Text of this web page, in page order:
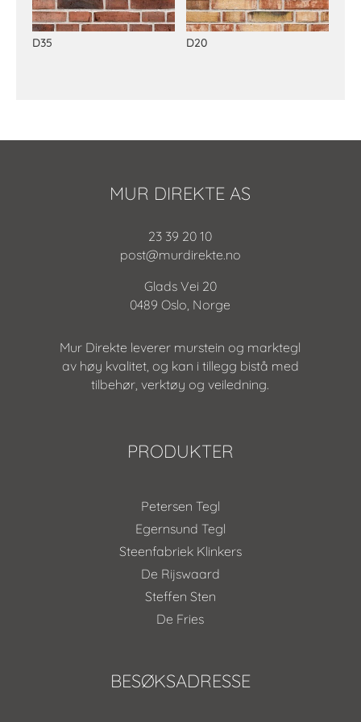
D35 D20
MUR DIREKTE AS
23 39 20 10
post@murdirekte.no
Glads Vei 20
0489 Oslo, Norge
Mur Direkte leverer murstein og marktegl
av høy kvalitet, og kan i tillegg bistå med
tilbehør, verktøy og veiledning.
PRODUKTER
Petersen Tegl
Egernsund Tegl
Steenfabriek Klinkers
De Rijswaard
Steffen Sten
De Fries
BESØKSADRESSE